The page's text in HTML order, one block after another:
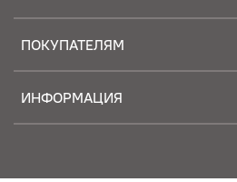
ПОКУПАТЕЛЯМ
ИНФОРМАЦИЯ